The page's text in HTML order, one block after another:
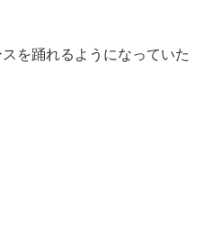
を踊れるようになっていた